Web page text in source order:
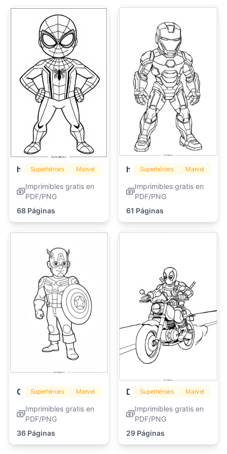
Superhéroes Marvel
Imprimibles gratis en
PDF/PNG
68 Páginas
Superhéroes Marvel
Imprimibles gratis en
PDF/PNG
61 Páginas
Superhéroes Marvel
Imprimibles gratis en
PDF/PNG
36 Páginas
Superhéroes Marvel
Imprimibles gratis en
PDF/PNG
29 Páginas